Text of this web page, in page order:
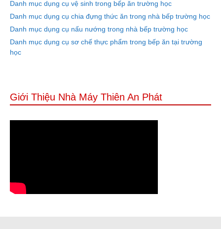
Danh mục dụng cụ vệ sinh trong bếp ăn trường học
Danh mục dụng cụ chia đựng thức ăn trong nhà bếp trường học
Danh mục dụng cụ nấu nướng trong nhà bếp trường học
Danh mục dụng cụ sơ chế thực phẩm trong bếp ăn tại trường
học
Giới Thiệu Nhà Máy Thiên An Phát